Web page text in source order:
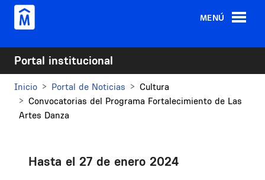
Pasar al contenido principal
MENÚ
Portal institucional
Inicio Portal de Noticias
Cultura
Convocatorias del Programa Fortalecimiento de Las
Artes Danza
Hasta el 27 de enero 2024